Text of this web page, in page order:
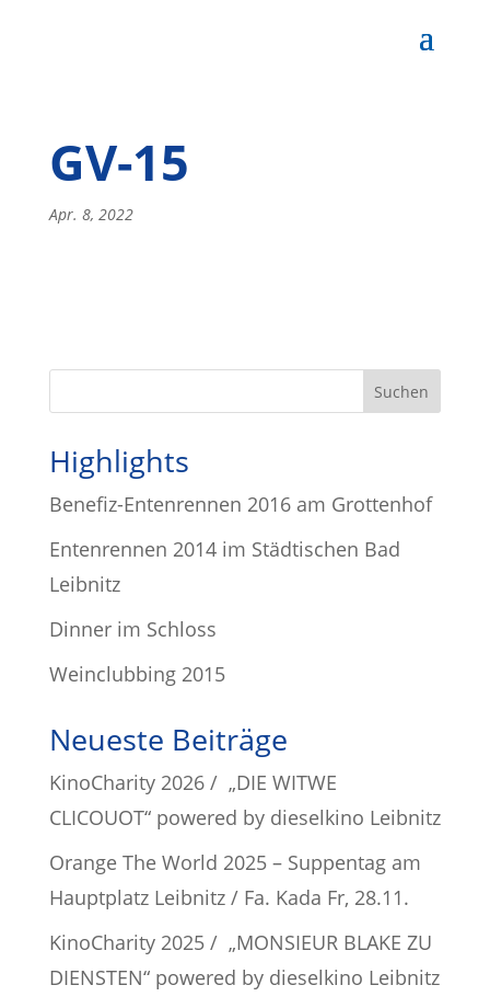
GV-15
Apr. 8, 2022
Highlights
Benefiz-Entenrennen 2016 am Grottenhof
Entenrennen 2014 im Städtischen Bad
Leibnitz
Dinner im Schloss
Weinclubbing 2015
Neueste Beiträge
KinoCharity 2026 / „DIE WITWE
CLICOUOT“ powered by dieselkino Leibnitz
Orange The World 2025 – Suppentag am
Hauptplatz Leibnitz / Fa. Kada Fr, 28.11.
KinoCharity 2025 / „MONSIEUR BLAKE ZU
DIENSTEN“ powered by dieselkino Leibnitz